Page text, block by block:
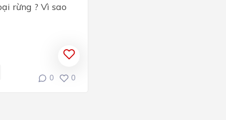
rừng ? Vì sao
0 0